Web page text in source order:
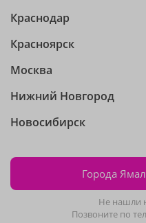
Краснодар
Красноярск
Москва
Нижний Новгород
Новосибирск
Города
Не нашли
Позвоните по